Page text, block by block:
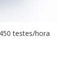
testes/hora